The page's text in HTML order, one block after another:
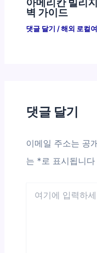
아메리칸 빌리
벽 가이드
댓글 달기 /해외 로컬
댓글 달기
이메일 주소는 공
는 * 로 표시됩니다